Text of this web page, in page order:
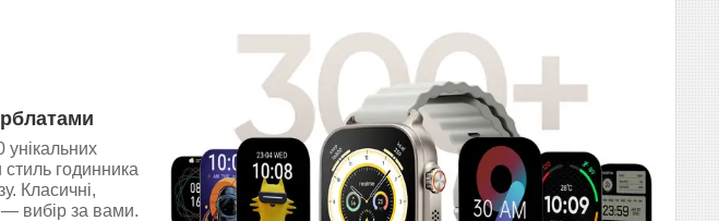
годинника
Класичні,
— вибір за вами.